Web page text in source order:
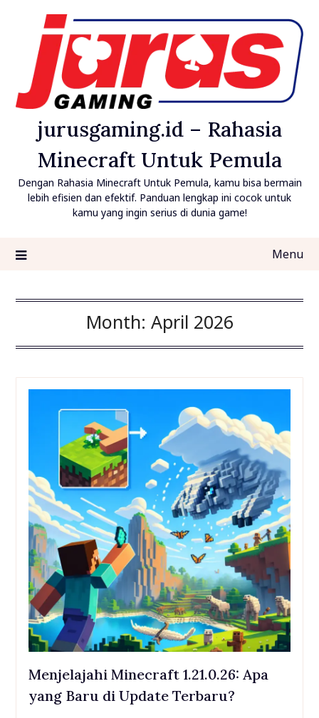
content
jurusgaming.id – Rahasia
Minecraft Untuk Pemula
Dengan Rahasia Minecraft Untuk Pemula, kamu bisa bermain
lebih efisien dan efektif. Panduan lengkap ini cocok untuk
kamu yang ingin serius di dunia game!
Menu
Month: April 2026
Menjelajahi Minecraft 1.21.0.26: Apa
yang Baru di Update Terbaru?